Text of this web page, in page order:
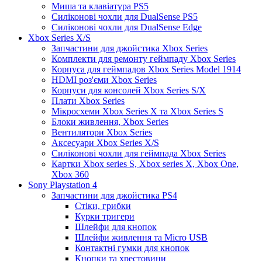
Миша та клавіатура PS5
Силіконові чохли для DualSense PS5
Силіконові чохли для DualSense Edge
Xbox Series X/S
Запчастини для джойстика Xbox Series
Комплекти для ремонту геймпаду Xbox Series
Корпуса для геймпадов Xbox Series Model 1914
HDMI роз'єми Xbox Series
Корпуси для консолей Xbox Series S/X
Плати Xbox Series
Мікросхеми Xbox Series X та Xbox Series S
Блоки живлення, Xbox Series
Вентилятори Xbox Series
Аксесуари Xbox Series X/S
Силіконові чохли для геймпада Xbox Series
Картки Xbox series S, Xbox series X, Xbox One,
Xbox 360
Sony Playstation 4
Запчастини для джойстика PS4
Стіки, грибки
Курки тригери
Шлейфи для кнопок
Шлейфи живлення та Micro USB
Контактні гумки для кнопок
Кнопки та хрестовини